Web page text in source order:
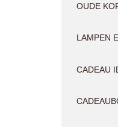
OUDE
LAMPEN
CADEAU